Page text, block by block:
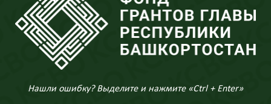
Нашли ошибку? Выделите и нажмите «Ctrl + Enter»